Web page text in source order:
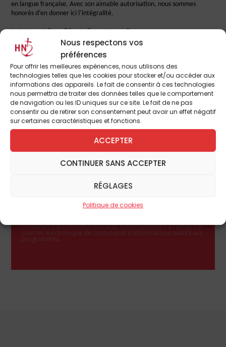
Nous respectons vos
préférences
Pour offrir les meilleures expériences, nous utilisons des
technologies telles que les cookies pour stocker et/ou accéder aux
informations des appareils. Le fait de consentir à ces technologies
nous permettra de traiter des données telles que le comportement
de navigation ou les ID uniques sur ce site. Le fait de ne pas
consentir ou de retirer son consentement peut avoir un effet négatif
sur certaines caractéristiques et fonctions.
ACCEPTER
CONTINUER SANS ACCEPTER
RÉGLAGES
Politique de cookies
en langue française. Avec son aimable autorisation, nous sommes
honorés d’en donner ici l’intégralité.
Le texte est disponible en cliquant sur ce lien :
/medias/files/Sarah.pdf
INFOLETTRE
Je désire recevoir la lettre d'information de L'Homme
Nouveau
recueillies par L'Homme Nouveau soient destinées à l'envoi par
courrier électronique de contenus et d'informations relatifs aux
programmes.